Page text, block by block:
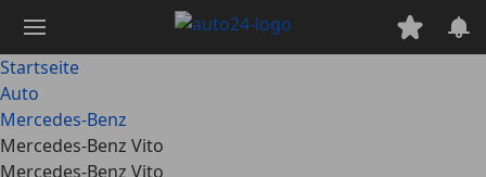
Hauptinhalt
springen
Startseite
Auto
Mercedes-Benz
Mercedes-Benz Vito
Mercedes-Benz Vito